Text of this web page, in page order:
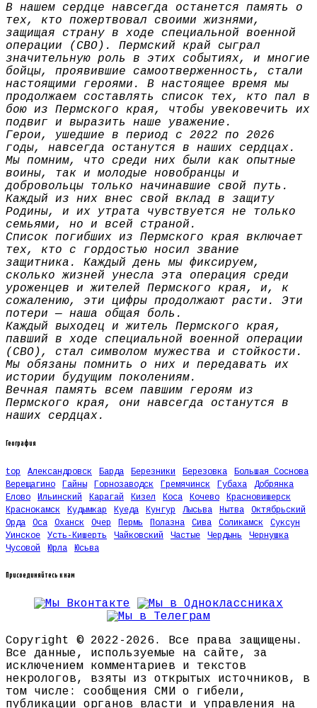
В нашем сердце навсегда останется память о
тех, кто пожертвовал своими жизнями,
защищая страну в ходе специальной военной
операции (СВО). Пермский край сыграл
значительную роль в этих событиях, и многие
бойцы, проявившие самоотверженность, стали
настоящими героями. В настоящее время мы
продолжаем составлять список тех, кто пал в
бою из Пермского края, чтобы увековечить их
подвиг и выразить наше уважение.
Герои, ушедшие в период с 2022 по 2026
годы, навсегда останутся в наших сердцах.
Мы помним, что среди них были как опытные
воины, так и молодые новобранцы и
добровольцы только начинавшие свой путь.
Каждый из них внес свой вклад в защиту
Родины, и их утрата чувствуется не только
семьями, но и всей страной.
Список погибших из Пермского края включает
тех, кто с гордостью носил звание
защитника. Каждый день мы фиксируем,
сколько жизней унесла эта операция среди
уроженцев и жителей Пермского края, и, к
сожалению, эти цифры продолжают расти. Эти
потери — наша общая боль.
Каждый выходец и житель Пермского края,
павший в ходе специальной военной операции
(СВО), стал символом мужества и стойкости.
Мы обязаны помнить о них и передавать их
истории будущим поколениям.
Вечная память всем павшим героям из
Пермского края, они навсегда останутся в
наших сердцах.
География
top Александровск Барда Березники Березовка
Большая Соснова
Верещагино
Гайны Горнозаводск Гремячинск Губаха
Добрянка
Елово
Ильинский Карагай Кизел Коса Кочево
Красновишерск
Краснокамск
Кудымкар Куеда Кунгур Лысьва Нытва
Октябрьский
Орда
Оса Оханск Очер Пермь Полазна Сива Соликамск
Суксун
Уинское
Усть-Кишерть Чайковский Частые Чердынь
Чернушка
Чусовой
Юрла Юсьва
Присоединяйтесь к нам
Copyright © 2022-2026. Все права защищены.
Все данные, используемые на сайте, за
исключением комментариев и текстов
некрологов, взяты из открытых источников, в
том числе: сообщения СМИ о гибели,
публикации органов власти и управления на